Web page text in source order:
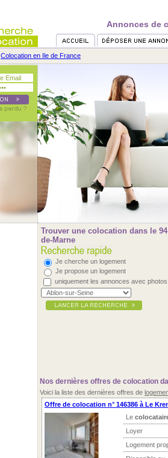
Annonces de
Colocation en Ile de France
Trouver une colocation dans le
de-Marne
Je cherche un logement
Je propose un logement
uniquement les annonces avec photos
Nos dernières offres de colocation
Voici la liste des dernières offres de
Offre de colocation n° 146386 à Le
Le
Loyer
Logement